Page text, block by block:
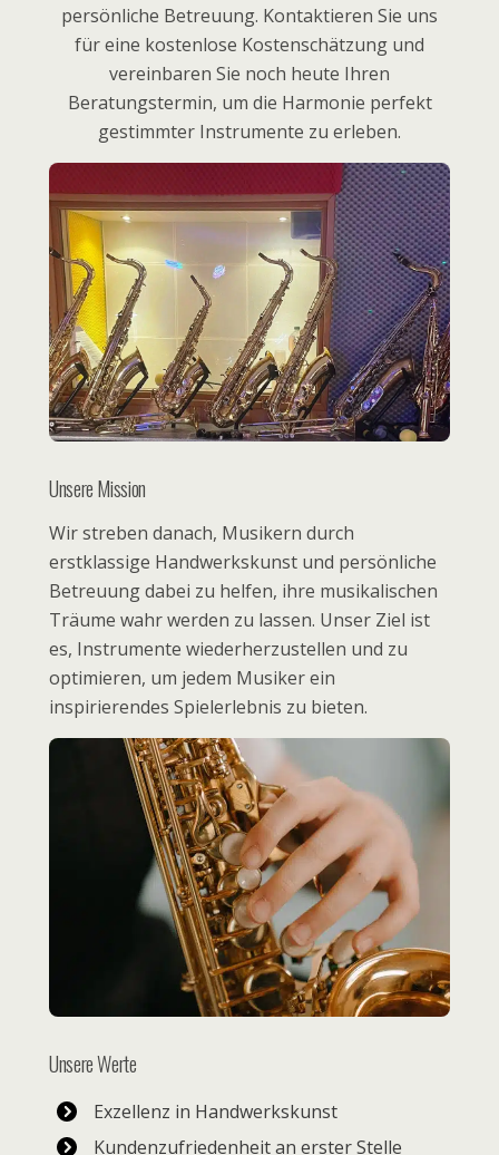
persönliche Betreuung. Kontaktieren Sie uns
für eine kostenlose Kostenschätzung und
vereinbaren Sie noch heute Ihren
Beratungstermin, um die Harmonie perfekt
gestimmter Instrumente zu erleben.
Unsere Mission
Wir streben danach, Musikern durch
erstklassige Handwerkskunst und persönliche
Betreuung dabei zu helfen, ihre musikalischen
Träume wahr werden zu lassen. Unser Ziel ist
es, Instrumente wiederherzustellen und zu
optimieren, um jedem Musiker ein
inspirierendes Spielerlebnis zu bieten.
Unsere Werte
Exzellenz in Handwerkskunst
Kundenzufriedenheit an erster Stelle